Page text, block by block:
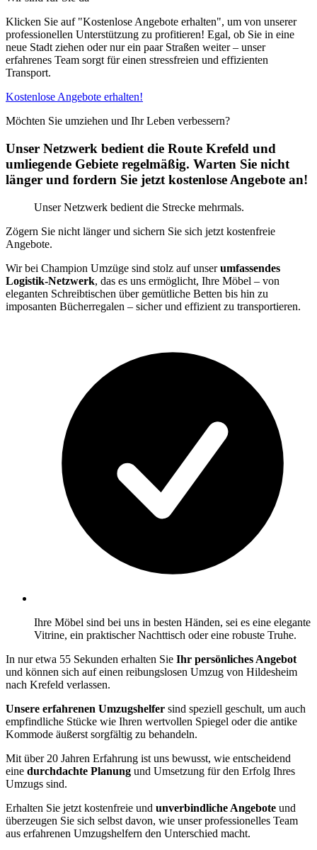
Klicken Sie auf "Kostenlose Angebote erhalten", um von unserer
professionellen Unterstützung zu profitieren! Egal, ob Sie in eine
neue Stadt ziehen oder nur ein paar Straßen weiter – unser
erfahrenes Team sorgt für einen stressfreien und effizienten
Transport.
Kostenlose Angebote erhalten!
Möchten Sie umziehen und Ihr Leben verbessern?
Unser Netzwerk bedient die Route Krefeld und
umliegende Gebiete regelmäßig. Warten Sie nicht
länger und fordern Sie jetzt kostenlose Angebote an!
Unser Netzwerk bedient die Strecke mehrmals.
Zögern Sie nicht länger und sichern Sie sich jetzt kostenfreie
Angebote.
Wir bei Champion Umzüge sind stolz auf unserumfassendes
Logistik-Netzwerk, das es uns ermöglicht, Ihre Möbel – von
eleganten Schreibtischen über gemütliche Betten bis hin zu
imposanten Bücherregalen – sicher und effizient zu transportieren.
Ihre Möbel sind bei uns in besten Händen, sei es eine elegante
Vitrine, ein praktischer Nachttisch oder eine robuste Truhe.
In nur etwa 55 Sekunden erhalten Sie Ihr persönliches Angebot
und können sich auf einen reibungslosen Umzug von Hildesheim
nach Krefeld verlassen.
Unsere erfahrenen Umzugshelfer sind speziell geschult, um auch
empfindliche Stücke wie Ihren wertvollen Spiegel oder die antike
Kommode äußerst sorgfältig zu behandeln.
Mit über 20 Jahren Erfahrung ist uns bewusst, wie entscheidend
eine durchdachte Planung und Umsetzung für den Erfolg Ihres
Umzugs sind.
Erhalten Sie jetzt kostenfreie und unverbindliche Angebote und
überzeugen Sie sich selbst davon, wie unser professionelles Team
aus erfahrenen Umzugshelfern den Unterschied macht.